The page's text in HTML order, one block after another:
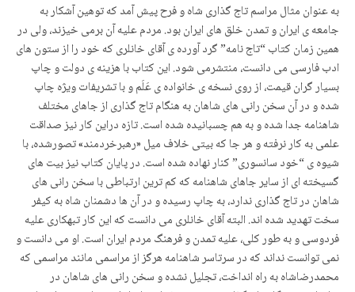
به عنوان مثال مراسم تاج گذاری شاه و فرح پیش آمد که توهین آشکار به
جامعه ی ایران و تمدن خلق های ایران بود. مردم علیه آن برمی خیزند، ولی در
همین زمان کتاب “تاج نامه” گرد آورده ی آقای خانلری که خود را از ستون های
ادب فارسی می دانست، منتشرمی شود. این کتاب با هزینه ی دولت و چاپ
بسیار گران قیمت، از روی نسخه ی خانواده ی عَلَم و با تشریفات ویژه چاپ
شده و در آن سخن رانی های شاهان به هنگام تاج گذاری از جاهای مختلف
شاهنامه جدا شده و به هم چسبانیده شده است. تازه دراین کار نیز صداقت
علمی به کار نرفته و هر جا که بیتی خلاف میل «رهبرخردمند» تصورشده، با
شیوه ی “خود سانسوری” کنار نهاده شده است. در پایان کتاب نیز بیت های
گسیخته ای از سایر جاهای شاهنامه که کم ترین ارتباطی با سخن رانی های
شاهان در تاج گذاری ندارد، به چاپ رسیده و در آن ها دشمنان شاه به کیفر
سخت تهدید شده اند. البته آقای خانلری می دانست که این کار تبهکاری علیه
فردوسی و به طور کلی، علیه تمدن و فرهنگ مردم ایران است. او می دانست و
نمی توانست نداند که در سرتاسر شاهنامه هرگز از مراسمی مانند مراسمی که
محمدرضاشاه به راه انداخت، تجلیل نشده و سخن رانی های شاهان در